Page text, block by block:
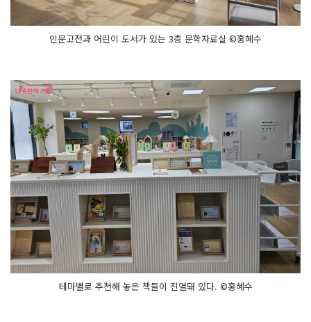
인문고전과 어린이 도서가 있는 3층 문학자료실 ©홍혜수
테마별로 추천해 놓은 책들이 진열돼 있다. ©홍혜수